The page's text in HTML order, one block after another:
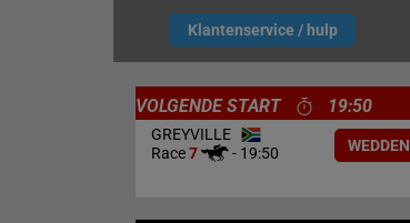
Klantenservice / hulp
VOLGENDE START 19:50
GREYVILLE
Race7 - 19:50 WEDDEN